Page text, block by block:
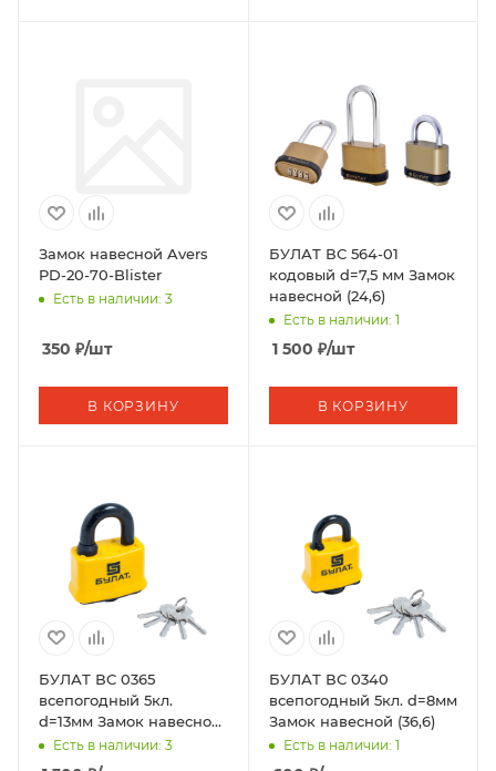
Замок навесной Avers
PD-20-70-Blister
Есть в наличии: 3
350 ₽/шт
В КОРЗИНУ
БУЛАТ ВС 564-01
кодовый d=7,5 мм Замок
навесной (24,6)
Есть в наличии: 1
1 500 ₽/шт
В КОРЗИНУ
БУЛАТ ВС 0365
всепогодный 5кл.
d=13мм Замок навесной
(24,6)
Есть в наличии: 3
БУЛАТ ВС 0340
всепогодный 5кл. d=8мм
Замок навесной (36,6)
Есть в наличии: 1